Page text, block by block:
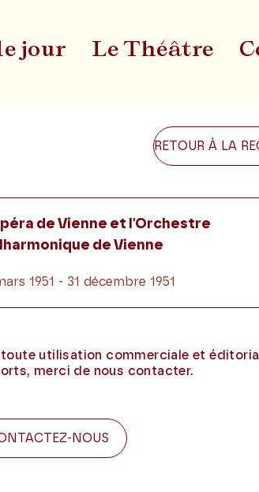
jour Le Théâtre
Au
RETOUR À LA
de Vienne et l'Orchestre
de Vienne
1951 - 31 décembre 1951
toute utilisation commerciale et
merci de nous contacter.
NOUS